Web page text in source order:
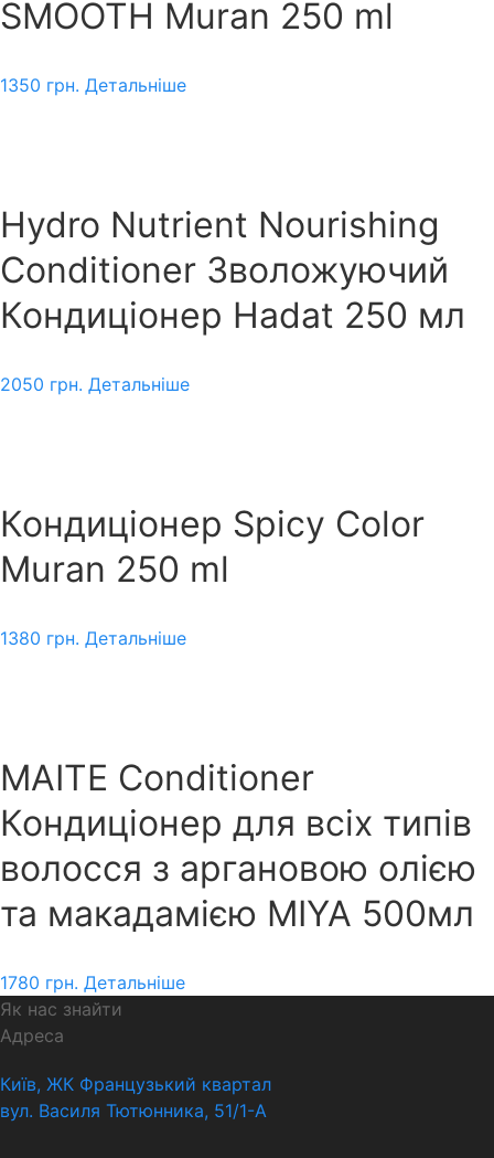
SMOOTH Muran 250 ml
1350 грн. Детальніше
Hydro Nutrient Nourishing
Conditioner Зволожуючий
Кондиціонер Hadat 250 мл
2050 грн. Детальніше
Кондиціонер Spicy Color
Muran 250 ml
1380 грн. Детальніше
MAITE Conditioner
Кондиціонер для всіх типів
волосся з аргановою олією
та макадамією MIYA 500мл
1780 грн. Детальніше
Як нас знайти
Адреса
Київ, ЖК Французький квартал
вул. Василя Тютюнника, 51/1-А